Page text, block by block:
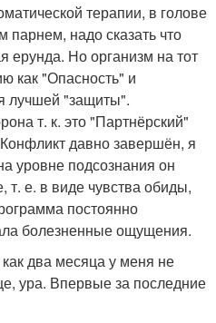
терапии, в голове
надо сказать что
ерунда. Но организм на тот
как "Опасность" и
лучшей "защиты".
т. к. это "Партнёрский"
давно завершён, я
уровне подсознания он
т. е. в виде чувства обиды,
постоянно
болезненные ощущения.
два месяца у меня не
ура. Впервые за последние